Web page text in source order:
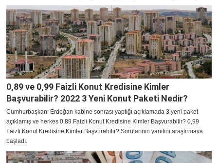
0,89 ve 0,99 Faizli Konut Kredisine Kimler
Başvurabilir? 2022 3 Yeni Konut Paketi Nedir?
Cumhurbaşkanı Erdoğan kabine sonrası yaptığı açıklamada 3 yeni paket
açıklamış ve herkes 0,89 Faizli Konut Kredisine Kimler Başvurabilir? 0,99
Faizli Konut Kredisine Kimler Başvurabilir? Sorularının yanıtını araştırmaya
başladı.